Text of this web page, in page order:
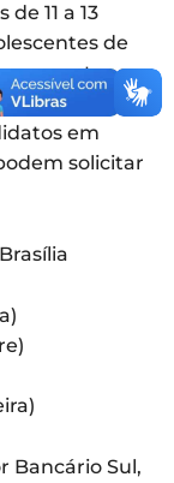
11 a 13
de
para a etapa
de
em
solicitar
Bancário Sul,